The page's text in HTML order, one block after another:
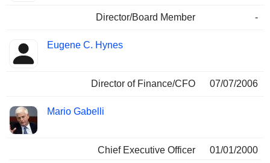
Director/Board Member -
Eugene C. Hynes
Director of Finance/CFO 07/07/2006
Mario Gabelli
Chief Executive Officer
01/01/2000